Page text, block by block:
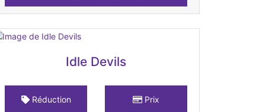
Idle Devils
Réduction Prix